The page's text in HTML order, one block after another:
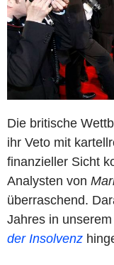
Die britische
ihr Veto mit
finanzieller Sicht
Analysten von
überraschend.
Jahres in
der Insolvenz